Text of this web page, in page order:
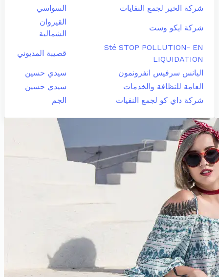
شركة الخير لجمع النفايات
السواسي
شركة ايكو وست
القيروان
الشمالية
Sté STOP POLLUTION- EN
LIQUIDATION
قصيبة المديوني
اليانس سرفيس انفرونمون
سيدي حسين
العامة للنظافة والخدمات
سيدي حسين
شركة داي كو لجمع النفيات
الجم